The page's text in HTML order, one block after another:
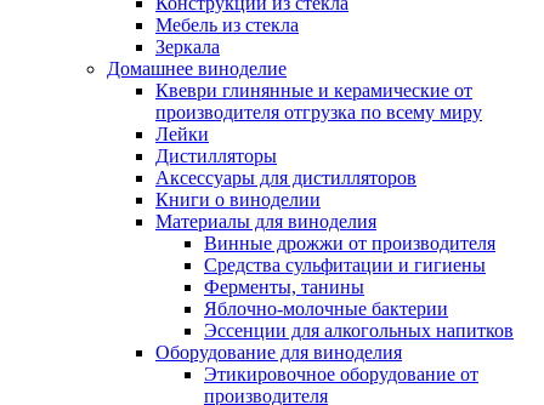
Мебель из стекла
Зеркала
Домашнее виноделие
Квеври глинянные и керамические от
производителя отгрузка по всему миру
Лейки
Дистилляторы
Аксессуары для дистилляторов
Книги о виноделии
Материалы для виноделия
Винные дрожжи от производителя
Средства сульфитации и гигиены
Ферменты, танины
Яблочно-молочные бактерии
Эссенции для алкогольных напитков
Оборудование для виноделия
Этикировочное оборудование от
производителя